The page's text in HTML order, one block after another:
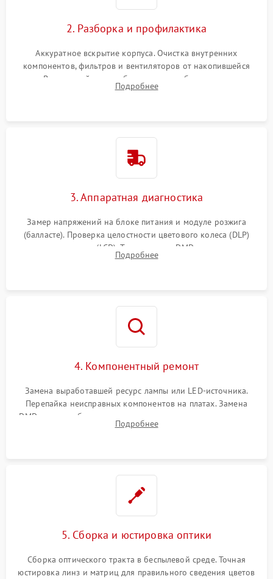
2. Разборка и профилактика
Аккуратное вскрытие корпуса. Очистка внутренних
компонентов, фильтров и вентиляторов от накопившейся
пыли. Визуальный осмотр блока питания, балласта лампы и
материнской платы на наличие прогаров или вздутых
Подробнее
3. Аппаратная диагностика
Замер напряжений на блоке питания и модуле розжига
(балласте). Проверка целостности цветового колеса (DLP)
или поляризаторов (LCD). Тестирование DMD-чипа, датчиков
температуры и оптопар с помощью мультиметра и
Подробнее
4. Компонентный ремонт
Замена выработавшей ресурс лампы или LED-источника.
Перепайка неисправных компонентов на платах. Замена
DMD-чипа при битых пикселях, установка нового цветового
колеса или восстановление сгоревших поляризационных
Подробнее
5. Сборка и юстировка оптики
Сборка оптического тракта в беспылевой среде. Точная
юстировка линз и матриц для правильного сведения цветов